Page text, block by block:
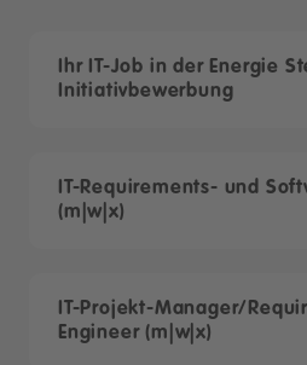
Ihr IT-Job in der Energie
Initiativbewerbung
IT-Requirements- und
(m|w|x)
IT-Projekt-Manager/
Engineer (m|w|x)